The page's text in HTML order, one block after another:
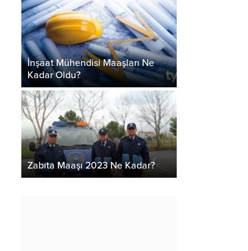
İnşaat Mühendisi Maaşları Ne
Kadar Oldu?
Zabıta Maaşı 2023 Ne Kadar?